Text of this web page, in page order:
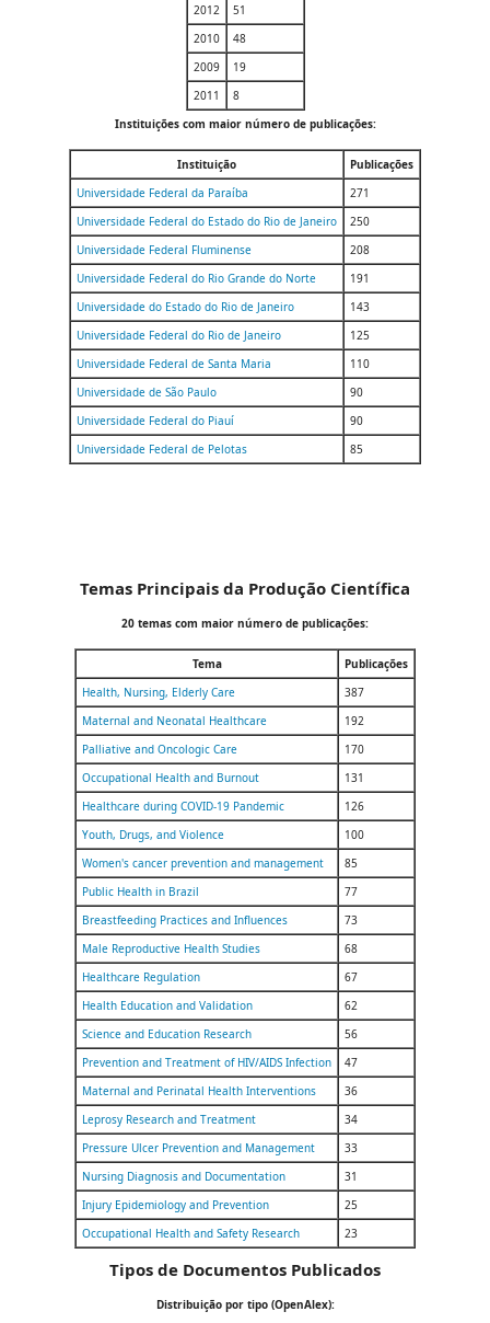
2012
51
2010
48
2009
19
2011
8
Instituições com maior número de publicações:
Instituição
Publicações
Universidade Federal da Paraíba
271
Universidade Federal do Estado do Rio de Janeiro
250
Universidade Federal Fluminense
208
Universidade Federal do Rio Grande do Norte
191
Universidade do Estado do Rio de Janeiro
143
Universidade Federal do Rio de Janeiro
125
Universidade Federal de Santa Maria
110
Universidade de São Paulo
90
Universidade Federal do Piauí
90
Universidade Federal de Pelotas
85
Temas Principais da Produção Científica
20 temas com maior número de publicações:
Tema
Publicações
Health, Nursing, Elderly Care
387
Maternal and Neonatal Healthcare
192
Palliative and Oncologic Care
170
Occupational Health and Burnout
131
Healthcare during COVID-19 Pandemic
126
Youth, Drugs, and Violence
100
Women's cancer prevention and management
85
Public Health in Brazil
77
Breastfeeding Practices and Influences
73
Male Reproductive Health Studies
68
Healthcare Regulation
67
Health Education and Validation
62
Science and Education Research
56
Prevention and Treatment of HIV/AIDS Infection
47
Maternal and Perinatal Health Interventions
36
Leprosy Research and Treatment
34
Pressure Ulcer Prevention and Management
33
Nursing Diagnosis and Documentation
31
Injury Epidemiology and Prevention
25
Occupational Health and Safety Research
23
Tipos de Documentos Publicados
Distribuição por tipo (OpenAlex):